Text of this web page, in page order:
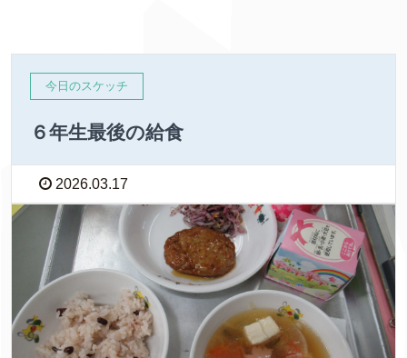
今日のスケッチ
６年生最後の給食
2026.03.17